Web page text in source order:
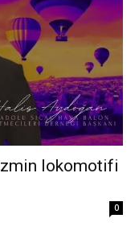
lokomotifi
0